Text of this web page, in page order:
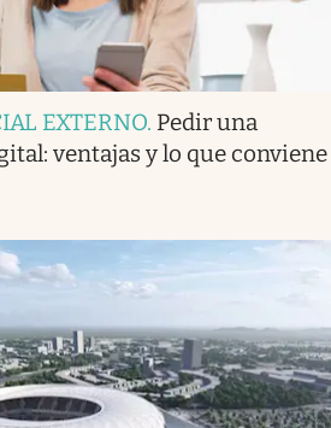
EXTERNO. Pedir una
ventajas y lo que conviene